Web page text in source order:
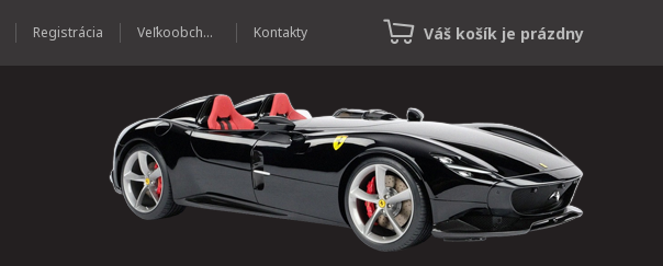
Registrácia Veľkoobchod Kontakty Váš košík je prázdny